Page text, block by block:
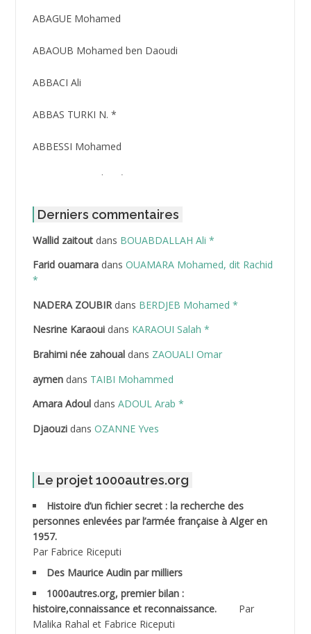
3416
ABAGUE Mohamed
ABAOUB Mohamed ben Daoudi
ABBACI Ali
ABBAS TURKI N. *
ABBESSI Mohamed
ABBOUR Azzedine *
ABDAT Amar
ABDEDDAIM Hamid
ABDELAZIZ Mohamed
ABDELHAFID Lakhdar
ABDELLI Mohamed
ABDELLI Mohamed *
ABDELMOUMENE Ahmed
ABDESMED Mohamed ben Kaddour
ABDESSELAMI Kouider
ABDESSLEM Ahmed dit le Coiffeur
ABDOUDOU
Derniers commentaires
Wallid zaitoutdans BOUABDALLAH Ali *
Farid ouamaradans OUAMARA Mohamed, dit Rachid
*
NADERA ZOUBIRdans BERDJEB Mohamed *
Nesrine Karaouidans KARAOUI Salah *
Brahimi née zahoualdans ZAOUALI Omar
aymendans TAIBI Mohammed
Amara Adouldans ADOUL Arab *
Djaouzidans OZANNE Yves
Le projet 1000autres.org
Histoire d’un fichier secret : la recherche des
personnes enlevées par l’armée française à Alger en
1957.
Par Fabrice Riceputi
Des Maurice Audin par milliers
1000autres.org, premier bilan :
histoire,connaissance et reconnaissance.
Par
Malika Rahal et Fabrice Riceputi